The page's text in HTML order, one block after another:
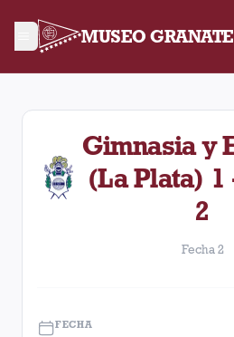
MUSEO GRANATE
Fecha 2. Partido entre Lanús y
Gimnasia y
(La Plata) 1
2
Fecha 2
FECHA